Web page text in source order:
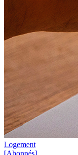
Logement
[Abonnés]